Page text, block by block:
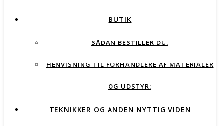
BUTIK
SÅDAN BESTILLER DU:
HENVISNING TIL FORHANDLERE AF MATERIALER
OG UDSTYR:
TEKNIKKER OG ANDEN NYTTIG VIDEN